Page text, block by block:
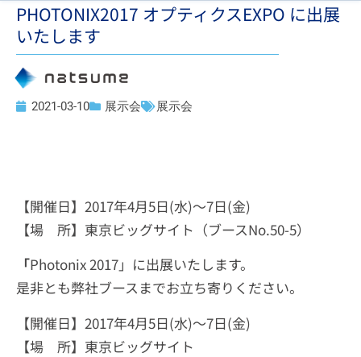
PHOTONIX2017 オプティクスEXPO に出展
いたします
2021-03-10 展示会 展示会
【開催日】2017年4月5日(水)〜7日(金)
【場 所】東京ビッグサイト（ブースNo.50-5）
「Photonix 2017」に出展いたします。
是非とも弊社ブースまでお立ち寄りください。
【開催日】2017年4月5日(水)〜7日(金)
【場 所】東京ビッグサイト